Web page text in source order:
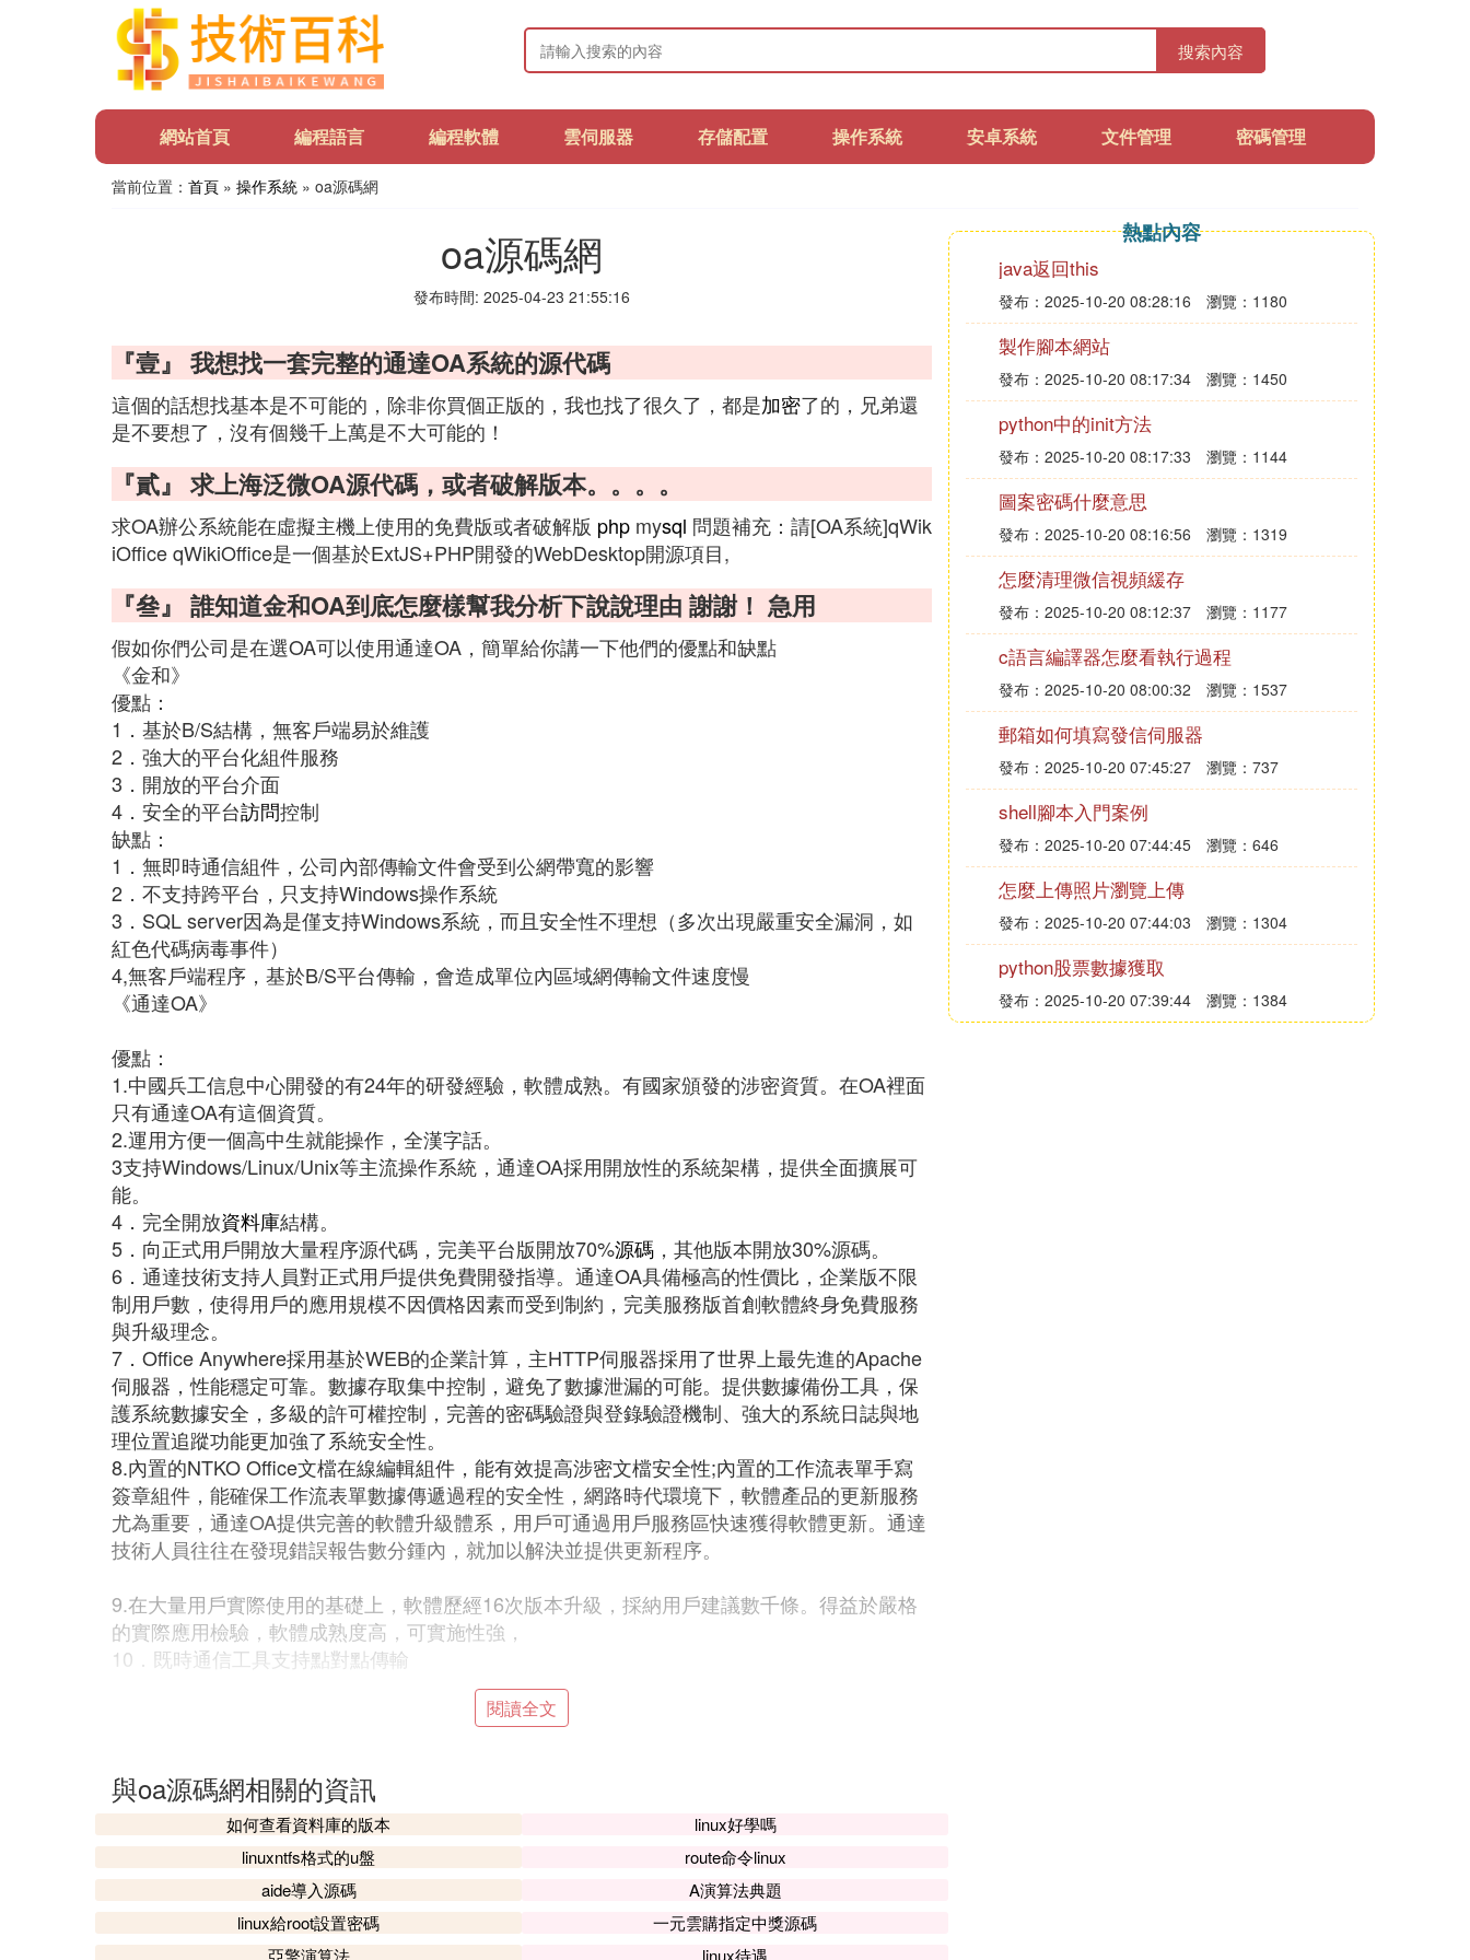
搜索內容
網站首頁 編程語言 編程軟體 雲伺服器 存儲配置 操作系統 安卓系統 文件管理 密碼管理
當前位置： 首頁 » 操作系統 » oa源碼網
oa源碼網
發布時間: 2025-04-23 21:55:16
『壹』 我想找一套完整的通達OA系統的源代碼
這個的話想找基本是不可能的，除非你買個正版的，我也找了很久了，都是加密了的，兄弟還
是不要想了，沒有個幾千上萬是不大可能的！
『貳』 求上海泛微OA源代碼，或者破解版本。。。。
求OA辦公系統能在虛擬主機上使用的免費版或者破解版 php mysql 問題補充：請[OA系統]qWik
iOffice qWikiOffice是一個基於ExtJS+PHP開發的WebDesktop開源項目,
『叄』 誰知道金和OA到底怎麼樣幫我分析下說說理由 謝謝！ 急用
假如你們公司是在選OA可以使用通達OA，簡單給你講一下他們的優點和缺點
《金和》
優點：
1．基於B/S結構，無客戶端易於維護
2．強大的平台化組件服務
3．開放的平台介面
4．安全的平台訪問控制
缺點：
1．無即時通信組件，公司內部傳輸文件會受到公網帶寬的影響
2．不支持跨平台，只支持Windows操作系統
3．SQL server因為是僅支持Windows系統，而且安全性不理想（多次出現嚴重安全漏洞，如
紅色代碼病毒事件）
4,無客戶端程序，基於B/S平台傳輸，會造成單位內區域網傳輸文件速度慢
《通達OA》
優點：
1.中國兵工信息中心開發的有24年的研發經驗，軟體成熟。有國家頒發的涉密資質。在OA裡面
只有通達OA有這個資質。
2.運用方便一個高中生就能操作，全漢字話。
3支持Windows/Linux/Unix等主流操作系統，通達OA採用開放性的系統架構，提供全面擴展可
能。
4．完全開放資料庫結構。
5．向正式用戶開放大量程序源代碼，完美平台版開放70%源碼 ，其他版本開放30%源碼。
6．通達技術支持人員對正式用戶提供免費開發指導。通達OA具備極高的性價比，企業版不限
制用戶數，使得用戶的應用規模不因價格因素而受到制約，完美服務版首創軟體終身免費服務
與升級理念。
7．Office Anywhere採用基於WEB的企業計算，主HTTP伺服器採用了世界上最先進的Apache
伺服器，性能穩定可靠。數據存取集中控制，避免了數據泄漏的可能。提供數據備份工具，保
護系統數據安全，多級的許可權控制，完善的密碼驗證與登錄驗證機制、強大的系統日誌與地
理位置追蹤功能更加強了系統安全性。
8.內置的NTKO Office文檔在線編輯組件，能有效提高涉密文檔安全性;內置的工作流表單手寫
簽章組件，能確保工作流表單數據傳遞過程的安全性，網路時代環境下，軟體產品的更新服務
尤為重要，通達OA提供完善的軟體升級體系，用戶可通過用戶服務區快速獲得軟體更新。通達
技術人員往往在發現錯誤報告數分鍾內，就加以解決並提供更新程序。
9.在大量用戶實際使用的基礎上，軟體歷經16次版本升級，採納用戶建議數千條。得益於嚴格
的實際應用檢驗，軟體成熟度高，可實施性強，
10．既時通信工具支持點對點傳輸
開發板，軟體開發平台，Web開發平台或快速開發平台的
公司OA業務擴展需要，需要有相應的開發平台和OA系統支撐，希望符合一下條件：JAVA、J2
EE，JAVA快速開發平台源碼，JAVA軟體開發平台源碼，或者JAVA開發板源碼，包括JAVA工作
流源碼，最好是JBPM的，另外就是有相應的系統源碼，如JAVA OA系統源碼。
首先您需要一個帶由標准OA 的開發平台，平台的語言是JAVA，J2EE,那麼很好，我這邊推薦下
天翎的地代碼開發平台，本身是java語言，自帶宏語言，就是J2ee，所以，在這個維度是吻
合，另外現在如果他們周年慶合作，會有一個優惠，贈送知識文檔管理系統和OA 系統。基本上
閱讀全文
與oa源碼網相關的資訊
如何查看資料庫的版本
linux好學嗎
linuxntfs格式的u盤
route命令linux
aide導入源碼
A演算法典題
linux給root設置密碼
一元雲購指定中獎源碼
亞擎演算法
linux待遇
熱點內容
java返回this
發布：2025-10-20 08:28:16 瀏覽：1180
製作腳本網站
發布：2025-10-20 08:17:34 瀏覽：1450
python中的init方法
發布：2025-10-20 08:17:33 瀏覽：1144
圖案密碼什麼意思
發布：2025-10-20 08:16:56 瀏覽：1319
怎麼清理微信視頻緩存
發布：2025-10-20 08:12:37 瀏覽：1177
c語言編譯器怎麼看執行過程
發布：2025-10-20 08:00:32 瀏覽：1537
郵箱如何填寫發信伺服器
發布：2025-10-20 07:45:27 瀏覽：737
shell腳本入門案例
發布：2025-10-20 07:44:45 瀏覽：646
怎麼上傳照片瀏覽上傳
發布：2025-10-20 07:44:03 瀏覽：1304
python股票數據獲取
發布：2025-10-20 07:39:44 瀏覽：1384